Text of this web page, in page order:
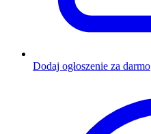
Dodaj ogłoszenie za darmo